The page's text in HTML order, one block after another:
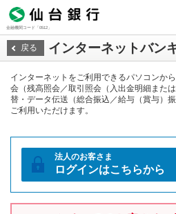
金融機関コード「0512」
戻る インターネットバン
インターネットをご利用できるパソコンか
会（残高照会／取引照会（入出金明細また
替・データ伝送（総合振込／給与（賞与）
ご利用いただけます。
法人のお客さま
ログインはこちらから